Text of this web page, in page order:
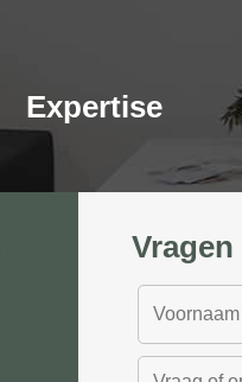
Expertise